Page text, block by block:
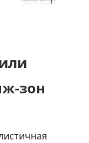
зон